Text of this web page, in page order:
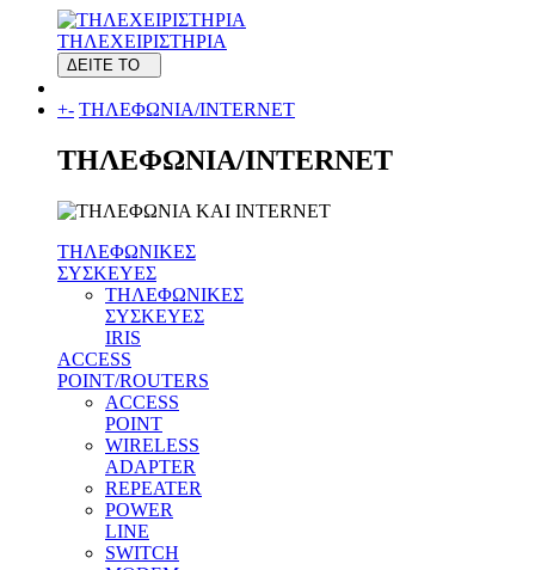
ΤΗΛΕΧΕΙΡΙΣΤΗΡΙΑ
ΔΕΙΤΕ ΤΟ
+- ΤΗΛΕΦΩΝΙΑ/INTERNET
ΤΗΛΕΦΩΝΙΑ/INTERNET
ΤΗΛΕΦΩΝΙΚΕΣ
ΣΥΣΚΕΥΕΣ
ΤΗΛΕΦΩΝΙΚΕΣ
ΣΥΣΚΕΥΕΣ
IRIS
ACCESS
POINT/ROUTERS
ACCESS
POINT
WIRELESS
ADAPTER
REPEATER
POWER
LINE
SWITCH